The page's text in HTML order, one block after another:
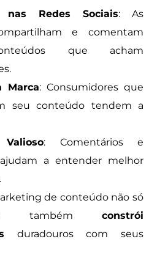
nas Redes Sociais: As
e comentam
que acham
Marca: Consumidores que
seu conteúdo tendem a
: Comentários e
a entender melhor
de conteúdo não só
também constrói
duradouros com seus